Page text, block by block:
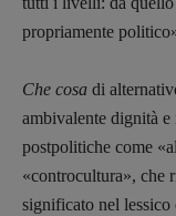
propriamente
Che cosa di
ambivalente dignità e
postpolitiche come
«controcultura», che
significato nel lessico